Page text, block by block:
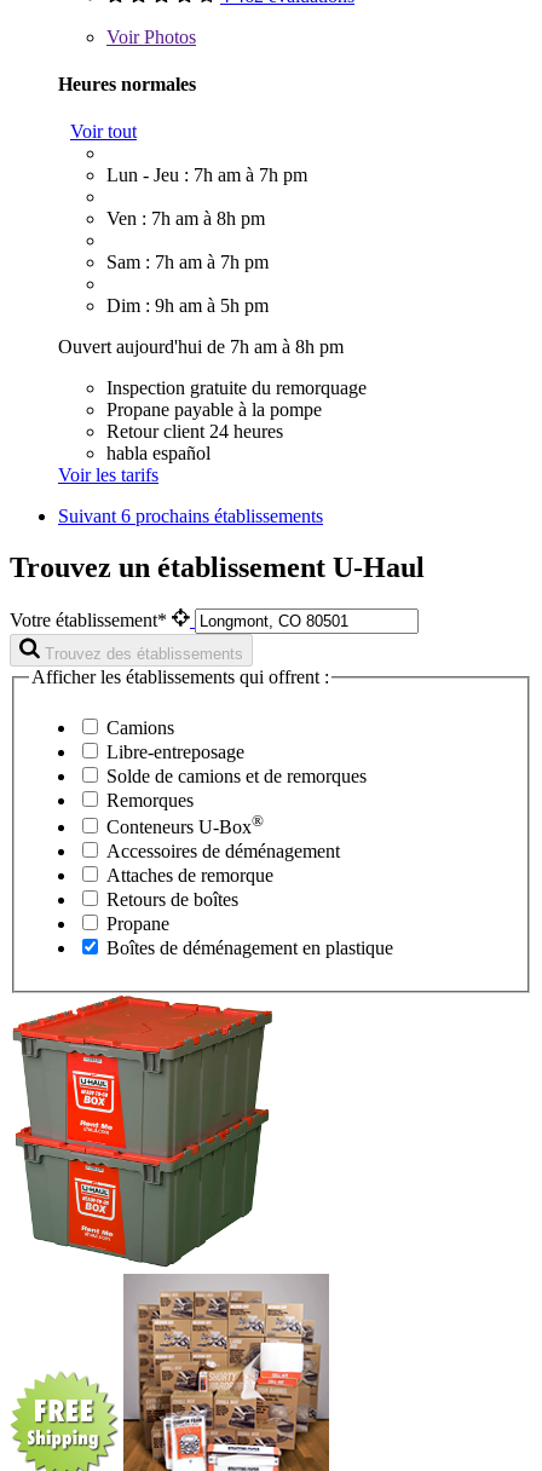
VoirPhotos
Heures normales
Voir tout
Lun - Jeu : 7h am à 7h pm
Ven : 7h am à 8h pm
Sam : 7h am à 7h pm
Dim : 9h am à 5h pm
Ouvert aujourd'hui de 7h am à 8h pm
Inspection gratuite du remorquage
Propane payable à la pompe
Retour client 24 heures
habla español
Voir les tarifs
Suivant6 prochains établissements
Trouvez un établissement U-Haul
Votre établissement*
Trouvez des établissements
Afficher les établissements qui offrent :
Camions
Libre-entreposage
Solde de camions et de remorques
Remorques
Conteneurs U-Box®
Accessoires de déménagement
Attaches de remorque
Retours de boîtes
Propane
Boîtes de déménagement en plastique